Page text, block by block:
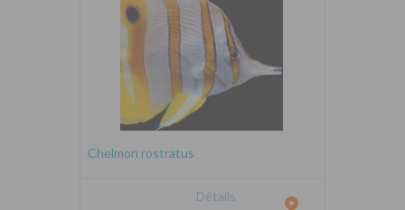
Chelmon rostratus
Détails